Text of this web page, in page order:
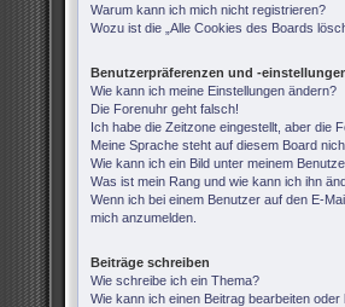
Warum kann ich mich nicht registrieren?
Wozu ist die „Alle Cookies des Boards
Benutzerpräferenzen und -
Wie kann ich meine Einstellungen ändern?
Die Forenuhr geht falsch!
Ich habe die Zeitzone eingestellt, aber die
Meine Sprache steht auf diesem Board
Wie kann ich ein Bild unter meinem
Was ist mein Rang und wie kann ich ihn
Wenn ich bei einem Benutzer auf den E-
mich anzumelden.
Beiträge schreiben
Wie schreibe ich ein Thema?
Wie kann ich einen Beitrag bearbeiten oder